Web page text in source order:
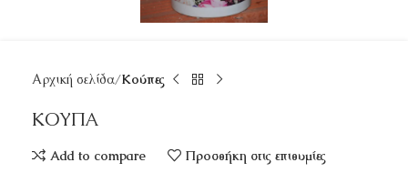
Αρχική σελίδα Κούπες
ΚΟΥΠΑ
Add to compare Προσθήκη στις επιθυμίες